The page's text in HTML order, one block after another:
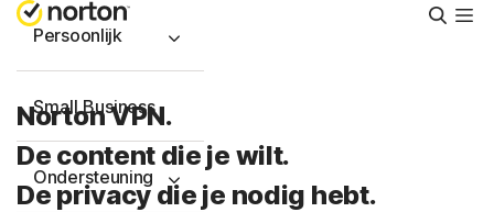
Persoonlijk
Small Business
Ondersteuning
Norton VPN.
De content die je wilt.
De privacy die je nodig hebt.